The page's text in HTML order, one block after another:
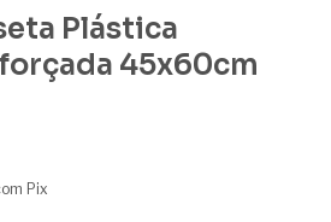
Plástica
45x60cm
Pix